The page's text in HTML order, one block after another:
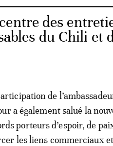
des
du Chili et
de
a également salué la
porteurs d’espoir, de
les liens commerciaux et